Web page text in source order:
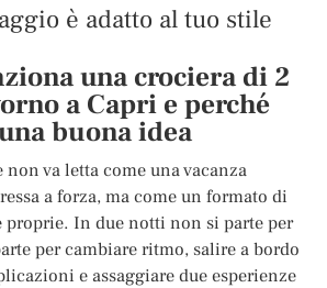
è adatto al tuo stile
una crociera di 2
a Capri e perché
buona idea
non va letta come una vacanza
a forza, ma come un formato di
proprie. In due notti non si parte per
per cambiare ritmo, salire a bordo
e assaggiare due esperienze